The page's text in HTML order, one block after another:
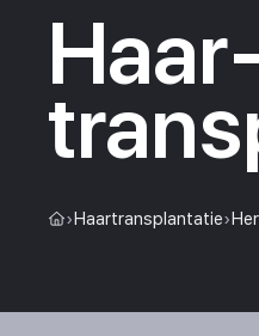
›Haartransplantatie›